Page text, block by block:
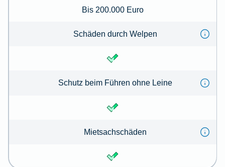
Bis 200.000 Euro
Schäden durch Welpen
Schutz beim Führen ohne Leine
Mietsachschäden